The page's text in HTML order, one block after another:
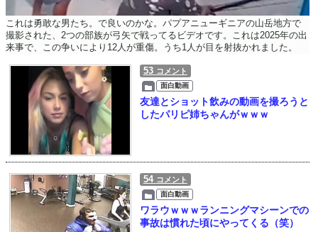
これは勇敢な男たち。で良いのかな。パプアニューギニアの山岳地方で
撮影された、2つの部族が弓矢で戦ってるビデオです。これは2025年の出
来事で、この争いにより12人が重傷。うち1人が目を射抜かれました。
53 コメント
面白動画
友達とショット飲みの動画を撮ろうと
したパリピ姉ちゃんがｗｗｗ
54 コメント
面白動画
ワラウｗｗｗランニングマシーンでの
事故は慣れた頃にやってくる（笑）